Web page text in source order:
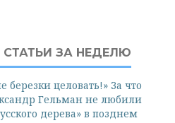
ЗА НЕДЕЛЮ
березки целовать!» За что
Гельман не любили
дерева» в позднем